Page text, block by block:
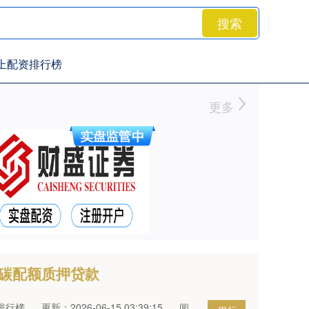
搜索
配资排行榜
更多
配额质押贷款